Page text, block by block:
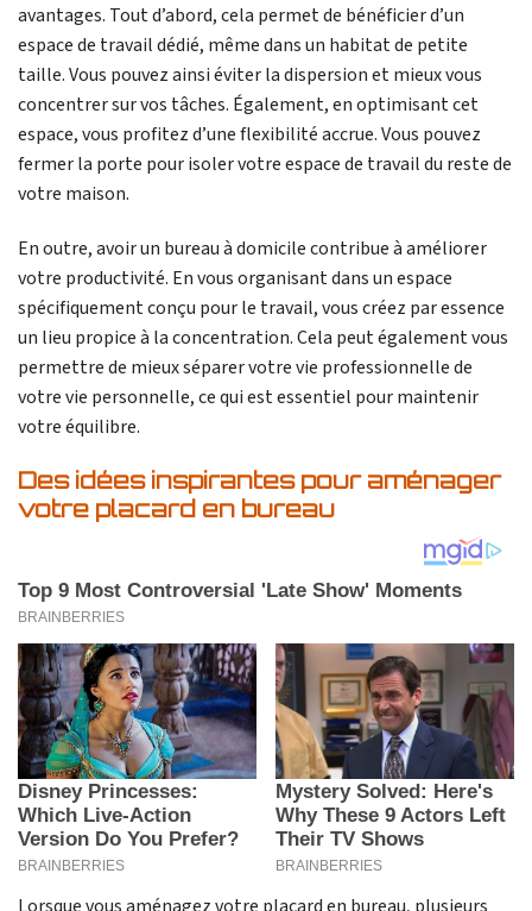
avantages. Tout d’abord, cela permet de bénéficier d’un
espace de travail dédié, même dans un habitat de petite
taille. Vous pouvez ainsi éviter la dispersion et mieux vous
concentrer sur vos tâches. Également, en optimisant cet
espace, vous profitez d’une flexibilité accrue. Vous pouvez
fermer la porte pour isoler votre espace de travail du reste de
votre maison.
En outre, avoir un bureau à domicile contribue à améliorer
votre productivité. En vous organisant dans un espace
spécifiquement conçu pour le travail, vous créez par essence
un lieu propice à la concentration. Cela peut également vous
permettre de mieux séparer votre vie professionnelle de
votre vie personnelle, ce qui est essentiel pour maintenir
votre équilibre.
Des idées inspirantes pour aménager
votre placard en bureau
Lorsque vous aménagez votre placard en bureau, plusieurs